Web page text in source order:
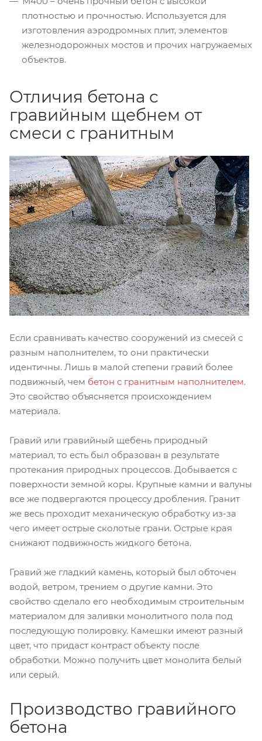
плотностью и прочностью. Используется для
изготовления аэродромных плит, элементов
железнодорожных мостов и прочих нагружаемых
объектов.
Отличия бетона с
гравийным щебнем от
смеси с гранитным
Если сравнивать качество сооружений из смесей с
разным наполнителем, то они практически
идентичны. Лишь в малой степени гравий более
подвижный, чем бетон с гранитным наполнителем.
Это свойство объясняется происхождением
материала.
Гравий или гравийный щебень природный
материал, то есть был образован в результате
протекания природных процессов. Добывается с
поверхности земной коры. Крупные камни и валуны
все же подвергаются процессу дробления. Гранит
же весь проходит механическую обработку из-за
чего имеет острые сколотые грани. Острые края
снижают подвижность жидкого бетона.
Гравий же гладкий камень, который был обточен
водой, ветром, трением о другие камни. Это
свойство сделало его необходимым строительным
материалом для заливки монолитного пола под
последующую полировку. Камешки имеют разный
цвет, что придаст контраст объекту после
обработки. Можно получить цвет монолита белый
или серый.
Производство гравийного
бетона